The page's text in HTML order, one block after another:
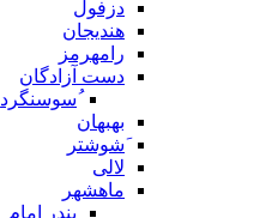
دزفول
هندیجان
رامهرمز
دست آزادگان
ُسوسنگرد
بهبهان
َشوشتر
لالی
ماهشهر
بندر امام